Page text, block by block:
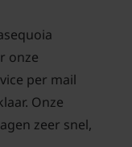
onze
per mail
Onze
zeer snel,